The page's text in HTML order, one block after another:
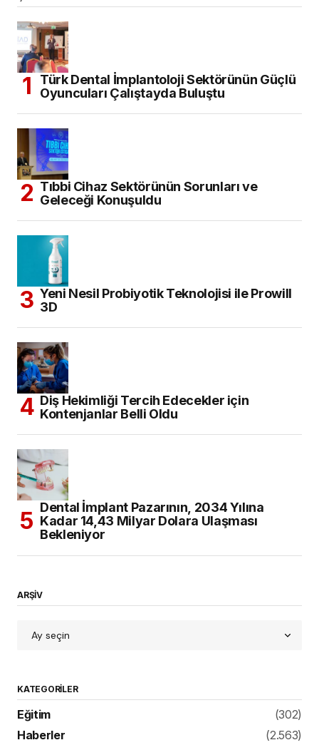
Türk Dental İmplantoloji Sektörünün Güçlü
Oyuncuları Çalıştayda Buluştu
Tıbbi Cihaz Sektörünün Sorunları ve
Geleceği Konuşuldu
Yeni Nesil Probiyotik Teknolojisi ile Prowill
3D
Diş Hekimliği Tercih Edecekler için
Kontenjanlar Belli Oldu
Dental İmplant Pazarının, 2034 Yılına
Kadar 14,43 Milyar Dolara Ulaşması
Bekleniyor
ARŞİV
KATEGORILER
Eğitim
(302)
Haberler
(2.563)